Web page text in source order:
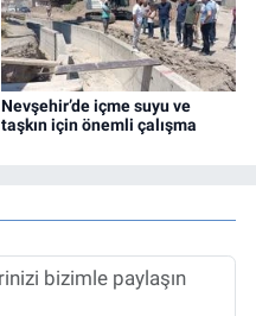
Nevşehir’de içme suyu ve
taşkın için önemli çalışma